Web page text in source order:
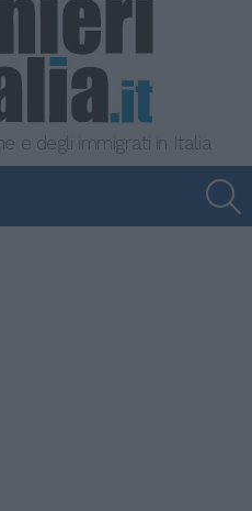
e degli immigrati in Italia